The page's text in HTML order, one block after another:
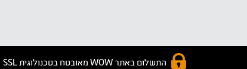
התשלום באתר WOW מאובטח בטכנולוגית SSL